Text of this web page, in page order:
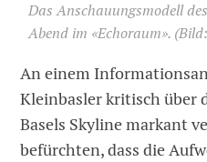
Das Anschauungsmodell
Abend im «Echoraum».
An einem
Kleinbasler kritisch über
Basels Skyline markant
befürchten, dass die